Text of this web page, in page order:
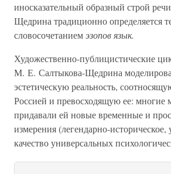
иносказательный образный строй
Щедрина традиционно определяется
словосочетаниемэзопов язык.
Художественно-публицистические
М. Е. Салтыкова-Щедрина
эстетическую реальность,
Россией и превосходящую ее: многие
придавали ей новые временные и
измерения (легендарно-историческое,
качество универсальных